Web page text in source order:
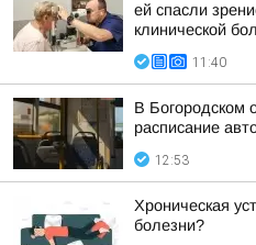
ей спасли
клинической
11:40
В Богородском
расписание
12:53
Хроническая
болезни?